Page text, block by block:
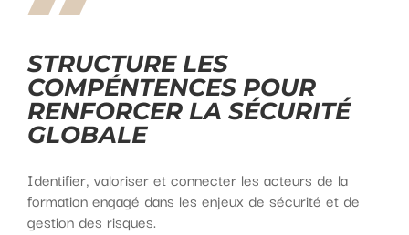
STRUCTURE LES
COMPÉNTENCES POUR
RENFORCER LA SÉCURITÉ
GLOBALE
Identifier, valoriser et connecter les acteurs de la
formation engagé dans les enjeux de sécurité et de
gestion des risques.